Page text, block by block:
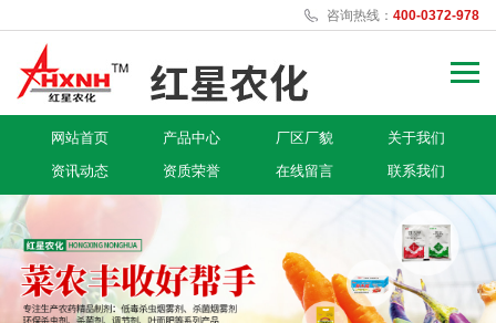
咨询热线： 400-0372-978
网站首页 产品中心 厂区厂貌
关于我们
资讯动态
资质荣誉 在线留言 联系我们